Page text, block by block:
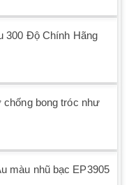
300 Độ Chính Hãng
bong tróc như
màu nhũ bạc EP3905